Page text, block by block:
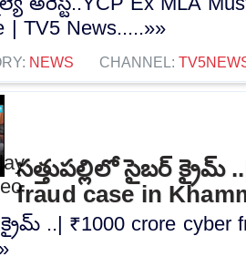
| TV5 News.....»»
NEWS CHANNEL:
సత్తుపల్లిలో సైబర్ క్రైమ్
fraud case in
..| ₹1000 crore cyber